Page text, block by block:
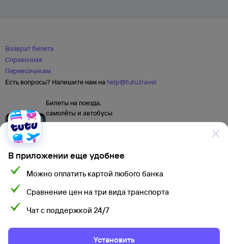
В приложении еще удобнее
Можно оплатить картой любого банка
Сравнение цен на три вида транспорта
Чат с поддержкой 24/7
Установить
Возврат билета
Справочная
Перевозчикам
Есть вопросы? Напишите нам на help@tutu.travel
Билеты на поезда,
самолёты и автобусы
Мы используем cookies для более удобной работы